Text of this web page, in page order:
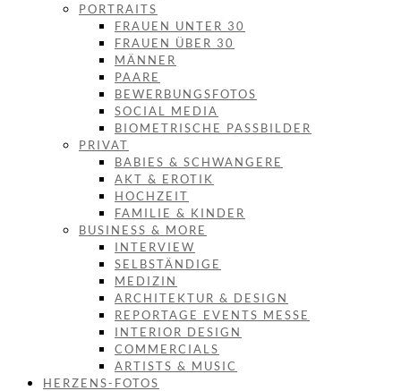
PORTRAITS
FRAUEN UNTER 30
FRAUEN ÜBER 30
MÄNNER
PAARE
BEWERBUNGSFOTOS
SOCIAL MEDIA
BIOMETRISCHE PASSBILDER
PRIVAT
BABIES & SCHWANGERE
AKT & EROTIK
HOCHZEIT
FAMILIE & KINDER
BUSINESS & MORE
INTERVIEW
SELBSTÄNDIGE
MEDIZIN
ARCHITEKTUR & DESIGN
REPORTAGE EVENTS MESSE
INTERIOR DESIGN
COMMERCIALS
ARTISTS & MUSIC
HERZENS-FOTOS